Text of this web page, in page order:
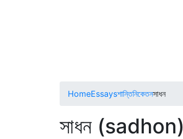
HomeEssaysশান্তিনিকেতনসাধন
সাধন (sadhon)